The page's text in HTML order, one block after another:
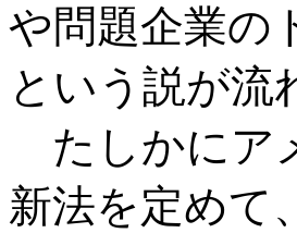
や問題企業の
という説が流
たしかにア
新法を定めて